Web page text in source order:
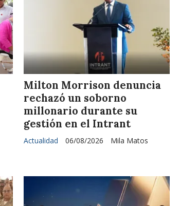
Milton Morrison denuncia
rechazó un soborno
millonario durante su
gestión en el Intrant
Mila Matos
Actualidad 06/08/2026